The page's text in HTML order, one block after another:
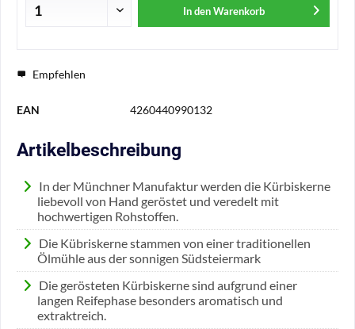
In den Warenkorb
Empfehlen
EAN 4260440990132
Artikelbeschreibung
In der Münchner Manufaktur werden die Kürbiskerne
liebevoll von Hand geröstet und veredelt mit
hochwertigen Rohstoffen.
Die Kübriskerne stammen von einer traditionellen
Ölmühle aus der sonnigen Südsteiermark
Die gerösteten Kürbiskerne sind aufgrund einer
langen Reifephase besonders aromatisch und
extraktreich.